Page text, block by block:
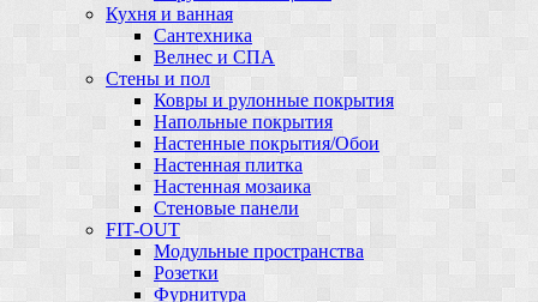
Кухня и ванная
Сантехника
Велнес и СПА
Стены и пол
Ковры и рулонные покрытия
Напольные покрытия
Настенные покрытия/Обои
Настенная плитка
Настенная мозаика
Стеновые панели
FIT-OUT
Модульные пространства
Розетки
Фурнитура